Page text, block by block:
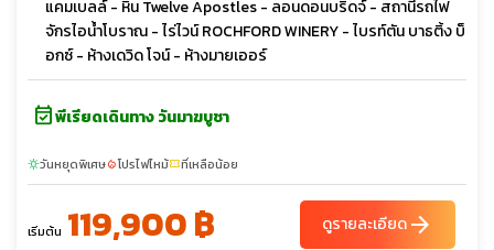
แคมเบลล์ - หิน Twelve Apostles - ลอนดอนบริดจ์ - สถานีรถไฟ
จักรไอน้ำโบราณ - ไร่ไวน์ ROCHFORD WINERY - ไบรท์ตัน บาธติ้ง บ็
อกซ์ - ห้างเดวิด โจน์ - ห้างมายเออร์
event_availableพีเรียดเดินทาง วันมาฆบูชา
sunnyวันหยุดพิเศษlocal_fire_departmentโปรไฟไหม้confirmation_numberที่เหลือน้อย
เริ่มต้น 119,900 ฿ ดูรายละเอียดarrow_forward